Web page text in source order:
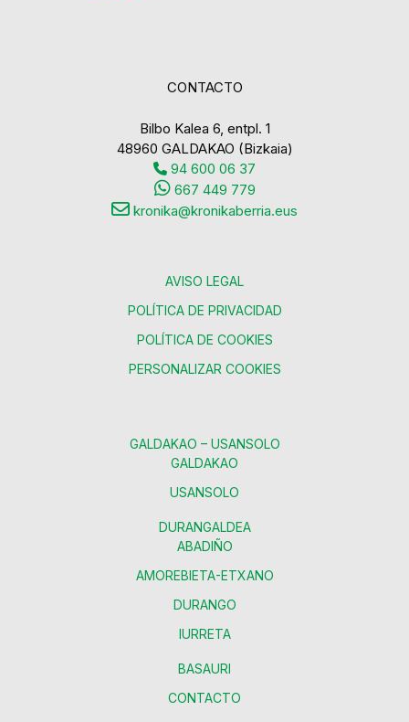
CONTACTO
Bilbo Kalea 6, entpl. 1
48960 GALDAKAO (Bizkaia)
94 600 06 37
667 449 779
kronika@kronikaberria.eus
AVISO LEGAL
POLÍTICA DE PRIVACIDAD
POLÍTICA DE COOKIES
PERSONALIZAR COOKIES
GALDAKAO – USANSOLO
GALDAKAO
USANSOLO
DURANGALDEA
ABADIÑO
AMOREBIETA-ETXANO
DURANGO
IURRETA
BASAURI
CONTACTO